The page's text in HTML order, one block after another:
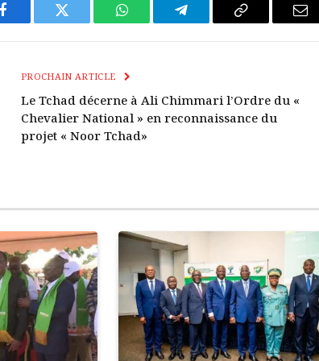
Facebook Twitter WhatsAppTélégrammeCopier
E-
PROCHAIN ARTICLE
Le Tchad décerne à Ali Chimmari l’Ordre du «
Chevalier National » en reconnaissance du
projet « Noor Tchad»